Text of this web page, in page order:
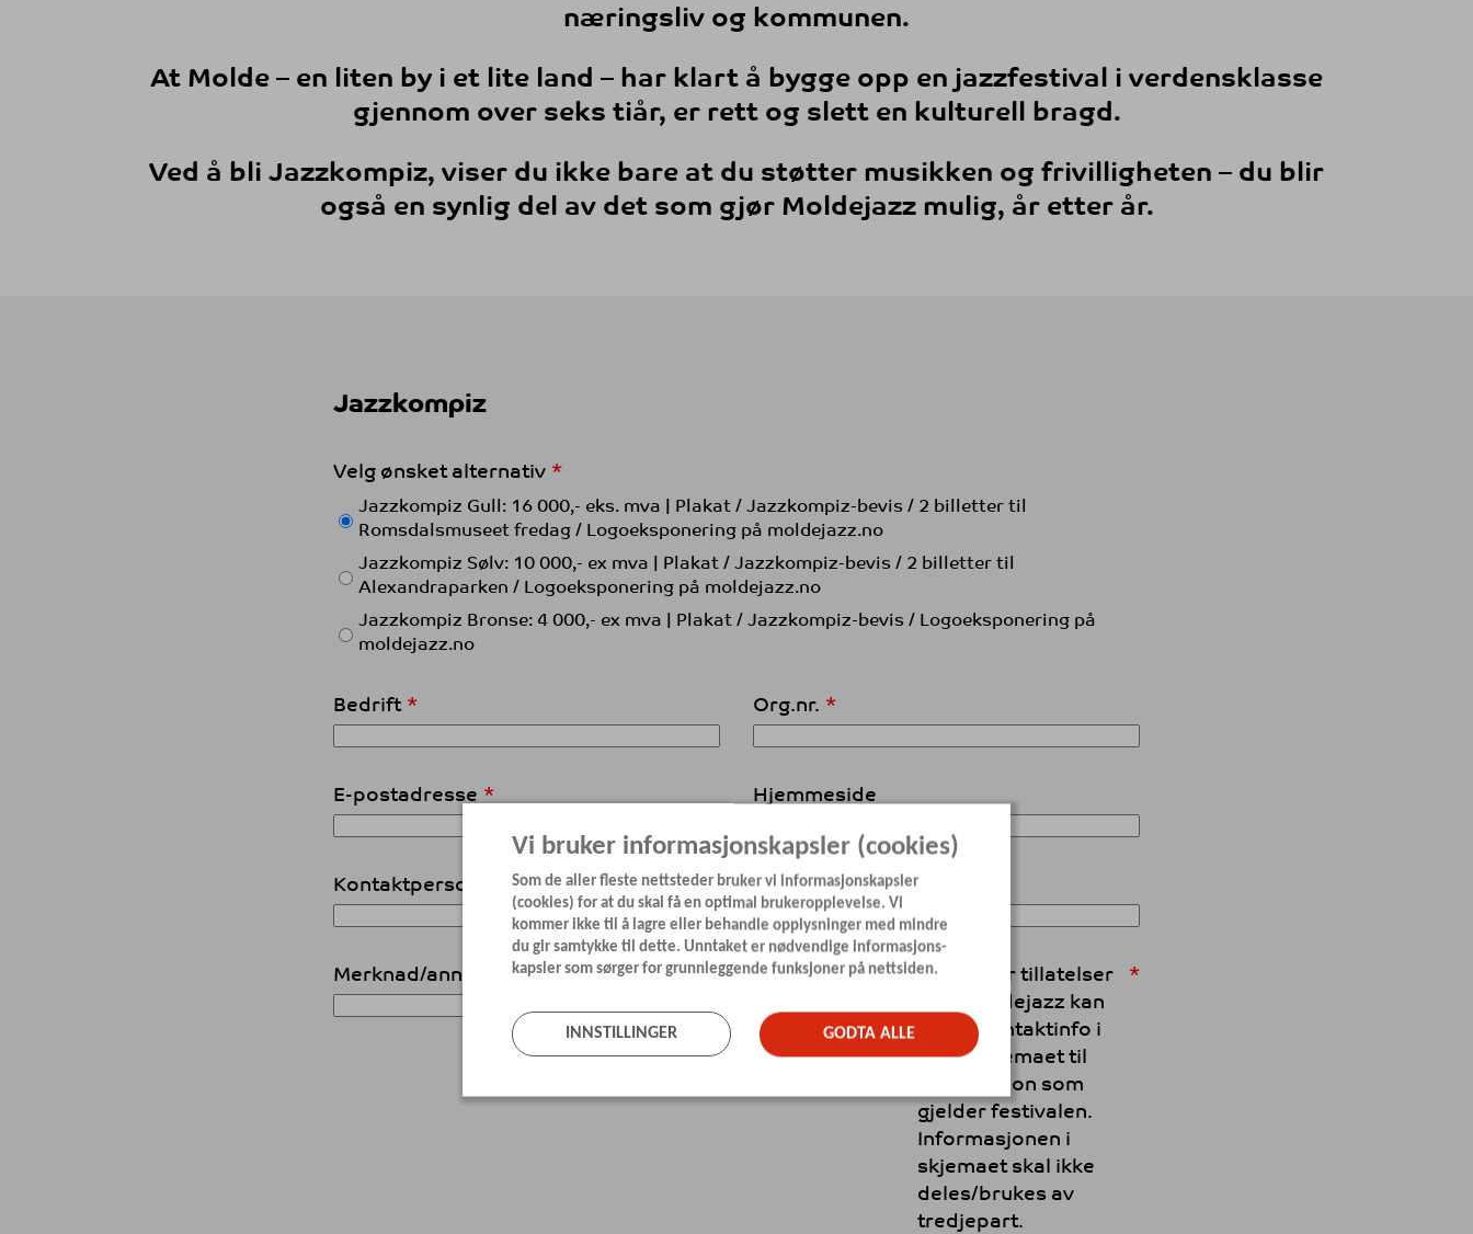
næringsliv og kommunen.
At Molde – en liten by i et lite land – har klart å bygge opp en jazzfestival i verdensklasse
gjennom over seks tiår, er rett og slett en kulturell bragd.
Ved å bli Jazzkompiz, viser du ikke bare at du støtter musikken og frivilligheten – du blir
også en synlig del av det som gjør Moldejazz mulig, år etter år.
Jazzkompiz
Velg ønsket alternativ
Jazzkompiz Gull: 16 000,- eks. mva | Plakat / Jazzkompiz-bevis / 2 billetter til
Romsdalsmuseet fredag / Logoeksponering på moldejazz.no
Jazzkompiz Sølv: 10 000,- ex mva | Plakat / Jazzkompiz-bevis / 2 billetter til
Alexandraparken / Logoeksponering på moldejazz.no
Jazzkompiz Bronse: 4 000,- ex mva | Plakat / Jazzkompiz-bevis / Logoeksponering på
moldejazz.no
Bedrift Org.nr.
E-postadresse Hjemmeside
Kontaktperson Tlf
Merknad/annet
Last opp bedriftens
Jeg / vi gir tillatelser
til at Moldejazz kan
bruke kontaktinfo i
dette skjemaet til
informasjon som
gjelder festivalen.
Informasjonen i
skjemaet skal ikke
deles/brukes av
tredjepart.
Vi bruker informasjonskapsler (cookies)
Som de aller fleste nettsteder bruker vi informasjonskapsler
(cookies) for at du skal få en optimal brukeropplevelse. Vi
kommer ikke til å lagre eller behandle opplysninger med mindre
du gir samtykke til dette. Unntaket er nødvendige informasjons-
kapsler som sørger for grunnleggende funksjoner på nettsiden.
INNSTILLINGER GODTA ALLE